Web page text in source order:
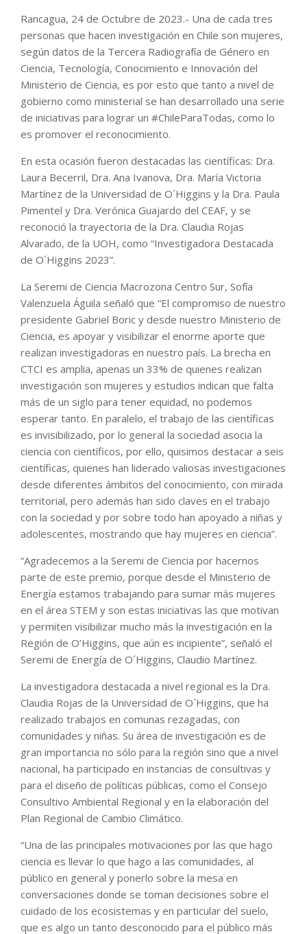
Rancagua, 24 de Octubre de 2023.- Una de cada tres
personas que hacen investigación en Chile son mujeres,
según datos de la Tercera Radiografía de Género en
Ciencia, Tecnología, Conocimiento e Innovación del
Ministerio de Ciencia, es por esto que tanto a nivel de
gobierno como ministerial se han desarrollado una serie
de iniciativas para lograr un #ChileParaTodas, como lo
es promover el reconocimiento.
En esta ocasión fueron destacadas las científicas: Dra.
Laura Becerril, Dra. Ana Ivanova, Dra. María Victoria
Martínez de la Universidad de O´Higgins y la Dra. Paula
Pimentel y Dra. Verónica Guajardo del CEAF, y se
reconoció la trayectoria de la Dra. Claudia Rojas
Alvarado, de la UOH, como “Investigadora Destacada
de O´Higgins 2023”.
La Seremi de Ciencia Macrozona Centro Sur, Sofía
Valenzuela Águila señaló que “El compromiso de nuestro
presidente Gabriel Boric y desde nuestro Ministerio de
Ciencia, es apoyar y visibilizar el enorme aporte que
realizan investigadoras en nuestro país. La brecha en
CTCI es amplia, apenas un 33% de quienes realizan
investigación son mujeres y estudios indican que falta
más de un siglo para tener equidad, no podemos
esperar tanto. En paralelo, el trabajo de las científicas
es invisibilizado, por lo general la sociedad asocia la
ciencia con científicos, por ello, quisimos destacar a seis
científicas, quienes han liderado valiosas investigaciones
desde diferentes ámbitos del conocimiento, con mirada
territorial, pero además han sido claves en el trabajo
con la sociedad y por sobre todo han apoyado a niñas y
adolescentes, mostrando que hay mujeres en ciencia”.
“Agradecemos a la Seremi de Ciencia por hacernos
parte de este premio, porque desde el Ministerio de
Energía estamos trabajando para sumar más mujeres
en el área STEM y son estas iniciativas las que motivan
y permiten visibilizar mucho más la investigación en la
Región de O’Higgins, que aún es incipiente”, señaló el
Seremi de Energía de O´Higgins, Claudio Martínez.
La investigadora destacada a nivel regional es la Dra.
Claudia Rojas de la Universidad de O´Higgins, que ha
realizado trabajos en comunas rezagadas, con
comunidades y niñas. Su área de investigación es de
gran importancia no sólo para la región sino que a nivel
nacional, ha participado en instancias de consultivas y
para el diseño de políticas públicas, como el Consejo
Consultivo Ambiental Regional y en la elaboración del
Plan Regional de Cambio Climático.
“Una de las principales motivaciones por las que hago
ciencia es llevar lo que hago a las comunidades, al
público en general y ponerlo sobre la mesa en
conversaciones donde se toman decisiones sobre el
cuidado de los ecosistemas y en particular del suelo,
que es algo un tanto desconocido para el público más